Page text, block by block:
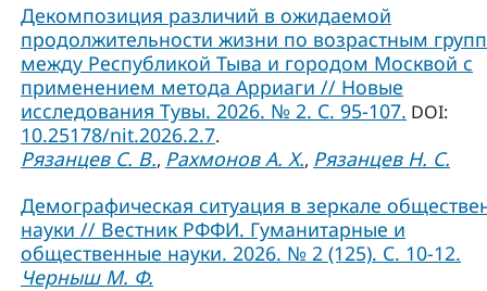
Декомпозиция различий в ожидаемой
продолжительности жизни по возрастным
между Республикой Тыва и городом Москвой с
применением метода Арриаги // Новые
исследования Тувы. 2026. № 2. С. 95-107. DOI:
10.25178/nit.2026.2.7.
Рязанцев С. В., Рахмонов А. Х., Рязанцев Н. С.
Демографическая ситуация в зеркале
науки // Вестник РФФИ. Гуманитарные и
общественные науки. 2026. № 2 (125). С. 10-12.
Черныш М. Ф.